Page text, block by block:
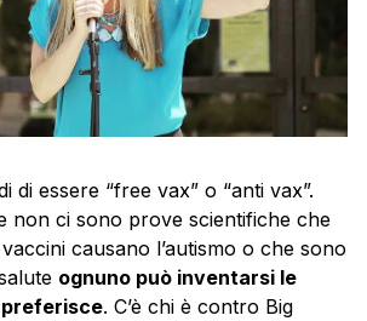
di essere “free vax” o “anti vax”.
non ci sono prove scientifiche che
causano l’autismo o che sono
ognuno può inventarsi le
. C’è chi è contro Big